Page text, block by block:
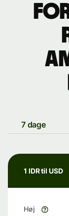
7 dage
1 IDR til USD
Høj